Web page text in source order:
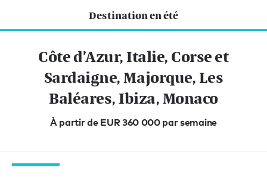
Destination en été
Côte d’Azur, Italie, Corse et
Sardaigne, Majorque, Les
Baléares, Ibiza, Monaco
À partir de EUR 360 000 par semaine